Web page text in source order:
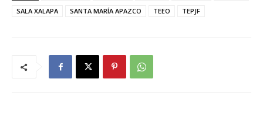
SALA XALAPA
SANTA MARÍA APAZCO TEEO TEPJF